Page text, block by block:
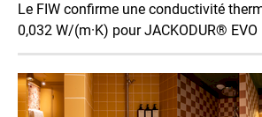
Le FIW confirme une conductivité
0,032 W/(m·K) pour JACKODUR® EVO